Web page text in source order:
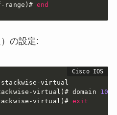
range)# end
の設定:
virtual)# domain 100
virtual)# exit